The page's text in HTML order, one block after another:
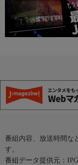
番組内容、放送時間な
す。
番組データ提供元：